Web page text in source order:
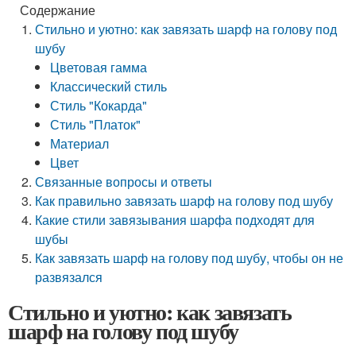
Содержание
Стильно и уютно: как завязать шарф на голову под
шубу
Цветовая гамма
Классический стиль
Стиль "Кокарда"
Стиль "Платок"
Материал
Цвет
Связанные вопросы и ответы
Как правильно завязать шарф на голову под шубу
Какие стили завязывания шарфа подходят для
шубы
Как завязать шарф на голову под шубу, чтобы он не
развязался
Стильно и уютно: как завязать
шарф на голову под шубу